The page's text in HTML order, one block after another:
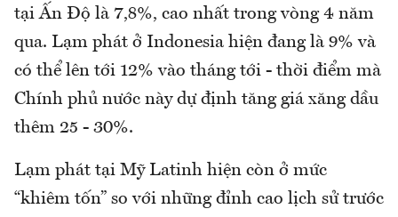
tại Ấn Độ là 7,8%, cao nhất trong vòng 4 năm
qua. Lạm phát ở Indonesia hiện đang là 9% và
có thể lên tới 12% vào tháng tới - thời điểm mà
Chính phủ nước này dự định tăng giá xăng dầu
thêm 25 - 30%.
Lạm phát tại Mỹ Latinh hiện còn ở mức
“khiêm tốn” so với những đỉnh cao lịch sử trước